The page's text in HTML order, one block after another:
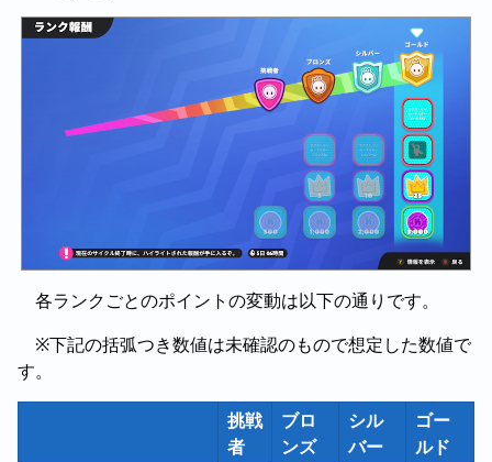
各ランクごとのポイントの変動は以下の通りです。
※下記の括弧つき数値は未確認のもので想定した数値で
す。
挑戦
者
ブロ
ンズ
シル
バー
ゴー
ルド